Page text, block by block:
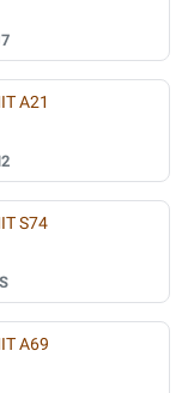
A21
S74
A69